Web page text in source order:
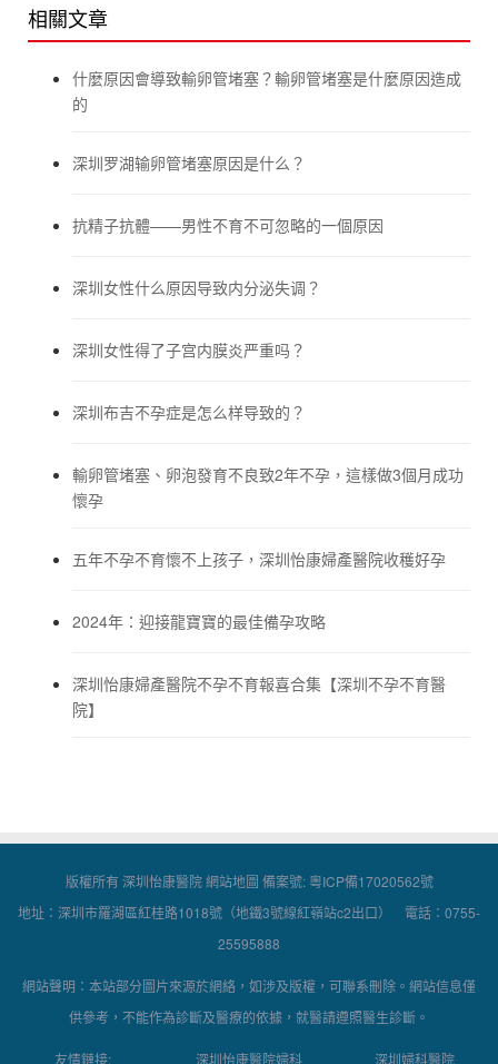
相關文章
什麼原因會導致輸卵管堵塞？輸卵管堵塞是什麼原因造成
的
深圳罗湖输卵管堵塞原因是什么？
抗精子抗體——男性不育不可忽略的一個原因
深圳女性什么原因导致内分泌失调？
深圳女性得了子宫内膜炎严重吗？
深圳布吉不孕症是怎么样导致的？
輸卵管堵塞、卵泡發育不良致2年不孕，這樣做3個月成功
懷孕
五年不孕不育懷不上孩子，深圳怡康婦產醫院收穫好孕
2024年：迎接龍寶寶的最佳備孕攻略
深圳怡康婦產醫院不孕不育報喜合集【深圳不孕不育醫
院】
版權所有 深圳怡康醫院網站地圖 備案號:粵ICP備17020562號
地址：深圳市羅湖區紅桂路1018號（地鐵3號線紅嶺站c2出口） 電話：0755-
25595888
網站聲明：本站部分圖片來源於網絡，如涉及版權，可聯系刪除。網站信息僅
供參考，不能作為診斷及醫療的依據，就醫請遵照醫生診斷。
友情鏈接: 深圳怡康醫院婦科 深圳婦科醫院